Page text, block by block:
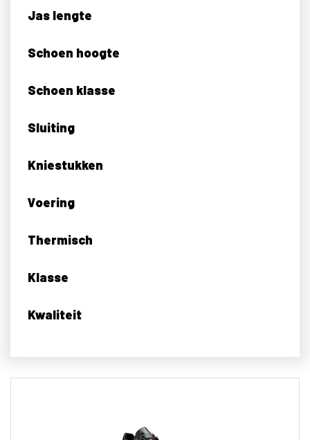
Jas lengte
Schoen hoogte
Schoen klasse
Sluiting
Kniestukken
Voering
Thermisch
Klasse
Kwaliteit